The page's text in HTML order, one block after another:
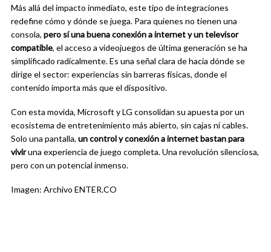
Más allá del impacto inmediato, este tipo de integraciones
redefine cómo y dónde se juega. Para quienes no tienen una
consola, pero sí una buena conexión a internet y un televisor
compatible, el acceso a videojuegos de última generación se ha
simplificado radicalmente. Es una señal clara de hacia dónde se
dirige el sector: experiencias sin barreras físicas, donde el
contenido importa más que el dispositivo.
Con esta movida, Microsoft y LG consolidan su apuesta por un
ecosistema de entretenimiento más abierto, sin cajas ni cables.
Solo una pantalla, un control y conexión a internet bastan para
viviruna experiencia de juego completa. Una revolución silenciosa,
pero con un potencial inmenso.
Imagen: Archivo ENTER.CO